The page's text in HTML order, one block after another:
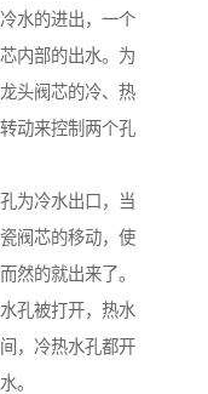
水的进出，一个
内部的出水。为
头阀芯的冷、热
动来控制两个孔
为冷水出口，当
阀芯的移动，使
然的就出来了。
孔被打开，热水
，冷热水孔都开
。